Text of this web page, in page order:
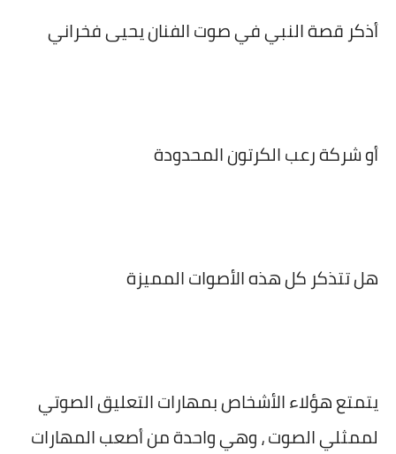
أذكر قصة النبي في صوت الفنان يحيى فخراني
أو شركة رعب الكرتون المحدودة
هل تتذكر كل هذه الأصوات المميزة
يتمتع هؤلاء الأشخاص بمهارات التعليق الصوتي
لممثلي الصوت ، وهي واحدة من أصعب المهارات